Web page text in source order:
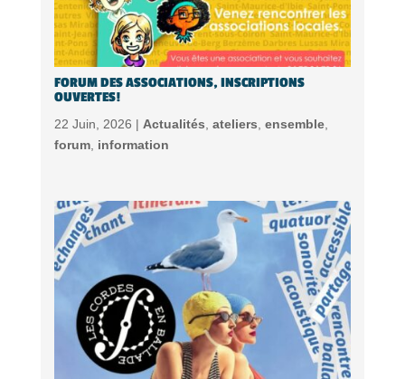
FORUM DES ASSOCIATIONS, INSCRIPTIONS
OUVERTES!
22 Juin, 2026 | Actualités, ateliers, ensemble,
forum, information